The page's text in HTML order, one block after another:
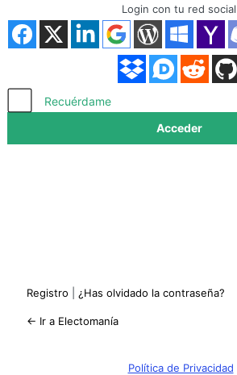
Login con tu red social
Recuérdame
Registro ¿Has olvidado la contraseña?
← Ir a Electomanía
Política de Privacidad